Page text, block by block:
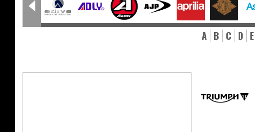
A B C D E